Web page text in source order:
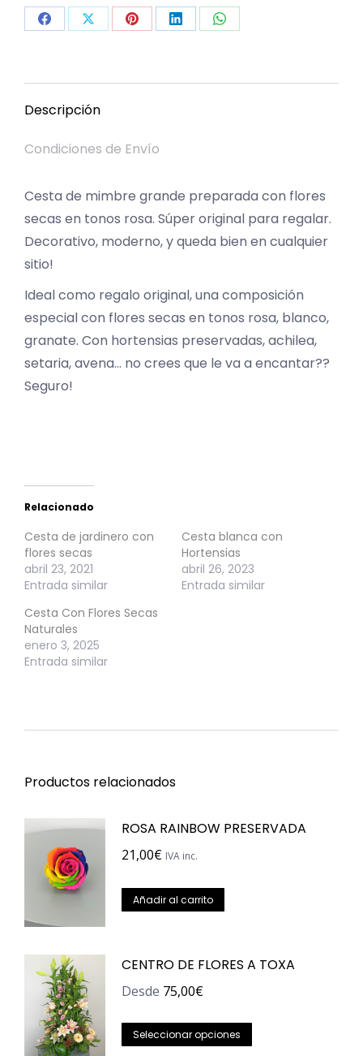
Share
Facebook
Share
X
Share
Pinterest
Share
LinkedIn
Share
WhatsApp
Descripción
Condiciones de Envío
Cesta de mimbre grande preparada con flores
secas en tonos rosa. Súper original para regalar.
Decorativo, moderno, y queda bien en cualquier
sitio!
Ideal como regalo original, una composición
especial con flores secas en tonos rosa, blanco,
granate. Con hortensias preservadas, achilea,
setaria, avena… no crees que le va a encantar??
Seguro!
Relacionado
Cesta de jardinero con
flores secas
abril 23, 2021
Entrada similar
Cesta blanca con
Hortensias
abril 26, 2023
Entrada similar
Cesta Con Flores Secas
Naturales
enero 3, 2025
Entrada similar
Productos relacionados
ROSA RAINBOW PRESERVADA
21,00€ IVA inc.
Añadir al carrito
CENTRO DE FLORES A TOXA
Desde 75,00€
Seleccionar opciones